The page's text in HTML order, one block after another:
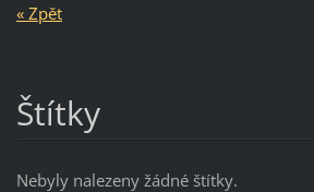
« Zpět
Štítky
Nebyly nalezeny žádné štítky.